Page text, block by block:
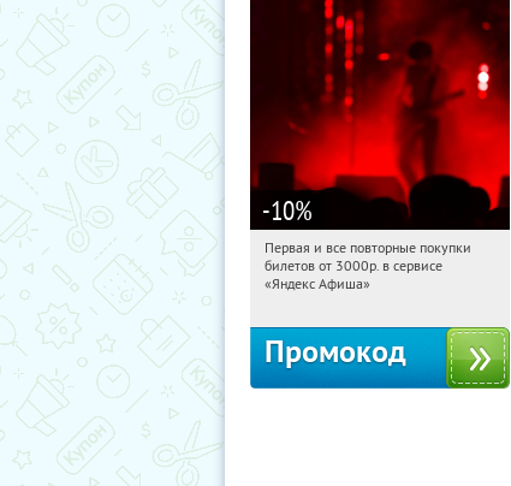
-10%
08:41:43 Получили:
Россия
Первая и все повторные покупки
билетов от 3000р. в сервисе
«Яндекс Афиша»
Промокод